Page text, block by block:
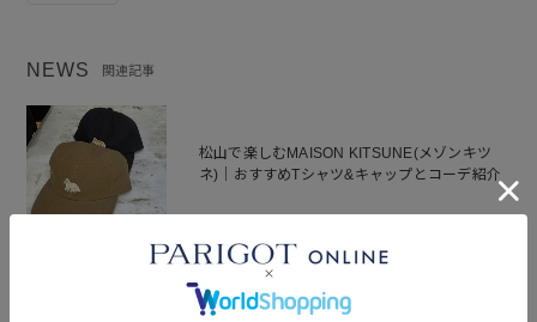
NEWS 関連記事
松山で楽しむMAISON KITSUNE(メゾンキツ
ネ)｜おすすめTシャツ&キャップとコーデ紹介